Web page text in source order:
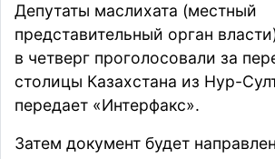
Депутаты маслихата (местный
представительный орган
в четверг проголосовали за
столицы Казахстана из Нур-
передает «Интерфакс».
Затем документ будет